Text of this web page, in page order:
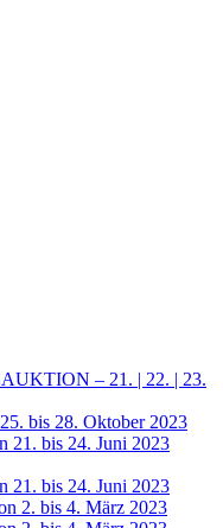
– 21. | 22. | 23.
bis 28. Oktober 2023
21. bis 24. Juni 2023
21. bis 24. Juni 2023
2. bis 4. März 2023